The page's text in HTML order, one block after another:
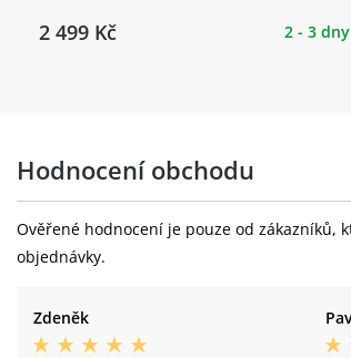
2 499 Kč 2 - 3 dny
Hodnocení obchodu
Ověřené hodnocení je pouze od
objednávky.
Zdeněk